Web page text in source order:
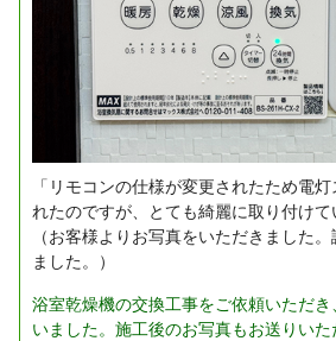
「リモコンの仕様が変更されたため電
れたのですが、とても綺麗に取り付けて
（お客様よりお写真をいただきました
ました。）
浴室乾燥機の交換工事をご依頼いただ
いました。施工後のお写真もお送りい